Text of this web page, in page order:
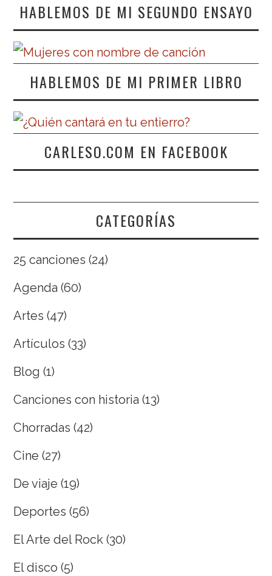
HABLEMOS DE MI SEGUNDO ENSAYO
HABLEMOS DE MI PRIMER LIBRO
CARLESO.COM EN FACEBOOK
CATEGORÍAS
25 canciones (24)
Agenda (60)
Artes (47)
Artículos (33)
Blog (1)
Canciones con historia (13)
Chorradas (42)
Cine (27)
De viaje (19)
Deportes (56)
El Arte del Rock (30)
El disco (5)